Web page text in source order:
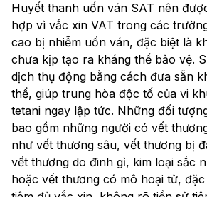
Huyết thanh uốn ván SAT nên
hợp vì vắc xin VAT trong các
cao bị nhiễm uốn ván, đặc biệt là
chưa kịp tạo ra kháng thể bảo vệ.
dịch thụ động bằng cách đưa sẵn
thể, giúp trung hòa độc tố của vi
tetani ngay lập tức. Những đối
bao gồm những người có vết
như vết thương sâu, vết thương bị
vết thương do đinh gỉ, kim loại sắc
hoặc vết thương có mô hoại tử,